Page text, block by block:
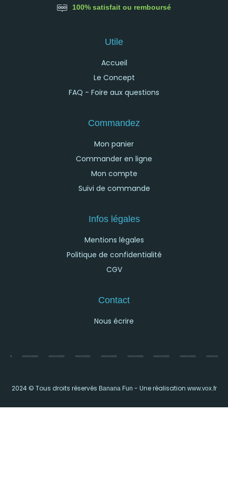
100% satisfait ou remboursé
Utile
Accueil
Le Concept
FAQ - Foire aux questions
Commandez
Mon panier
Commander en ligne
Mon compte
Suivi de commande
Infos légales
Mentions légales
Politique de confidentialité
CGV
Contact
Nous écrire
2024 © Tous droits réservés Banana Fun - Une réalisation www.vox.fr